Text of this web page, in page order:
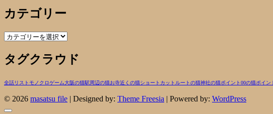
カ
イ
ブ
カテゴリー
カ
ゴ
リ
タグクラウド
全話リストモノクロゲーム大阪の猫駅周辺の猫お寺近くの猫ショートカットルートの猫神社の猫ポイント00の猫ポイン
© 2026 masatsu file | Designed by: Theme Freesia | Powered by: WordPress